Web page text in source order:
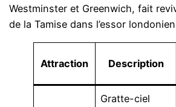
Westminster et Greenwich, fait
de la Tamise dans l’essor
Attraction Description
Gratte-ciel